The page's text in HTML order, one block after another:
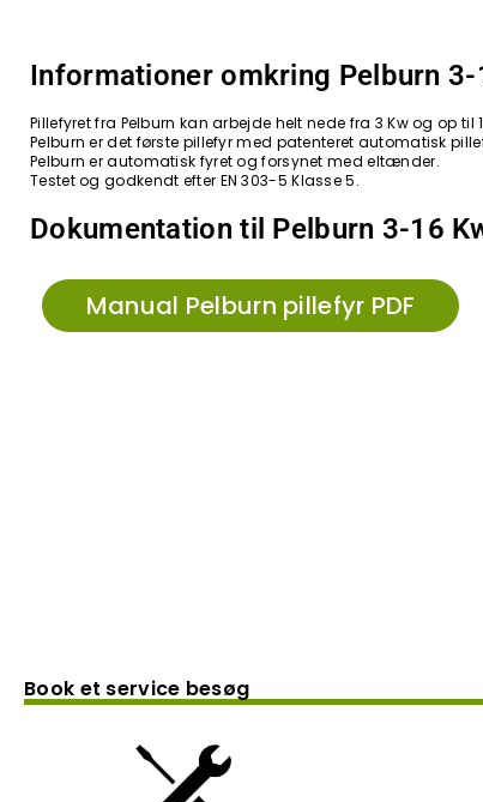
Informationer omkring Pelburn
Pillefyret fra Pelburn kan arbejde helt nede fra 3 Kw og op
Pelburn er det første pillefyr med patenteret automatisk
Pelburn er automatisk fyret og forsynet med eltænder.
Testet og godkendt efter EN 303-5 Klasse 5.
Dokumentation til Pelburn 3-16
Manual Pelburn pillefyr PDF
Book et service besøg